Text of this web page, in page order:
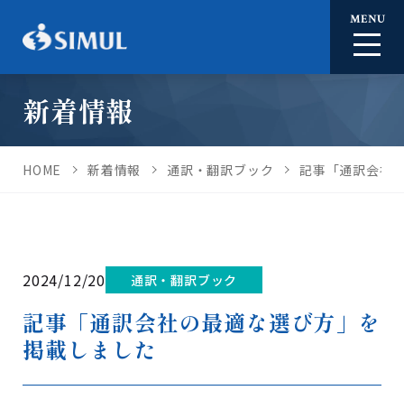
MENU
新着情報
HOME 新着情報 通訳・翻訳ブック 記事「通訳会社
2024/12/20 通訳・翻訳ブック
記事「通訳会社の最適な選び方」を
掲載しました